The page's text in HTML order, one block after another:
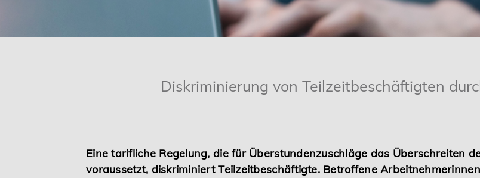
Diskriminierung von Teilzeitbeschäftigten
Eine tarifliche Regelung, die für Überstundenzuschläge das Überschreiten
voraussetzt, diskriminiert Teilzeitbeschäftigte. Betroffene